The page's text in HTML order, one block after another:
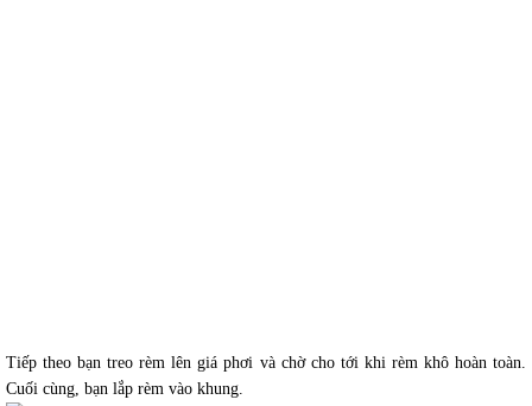
Tiếp theo bạn treo rèm lên giá phơi và chờ cho tới khi rèm khô hoàn toàn.
Cuối cùng, bạn lắp rèm vào khung.